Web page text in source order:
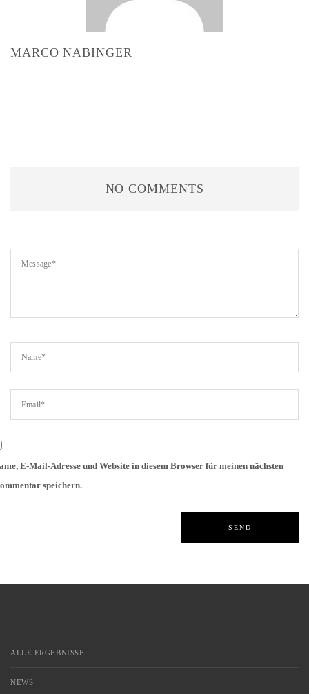
MARCO NABINGER
NO COMMENTS
E-Mail-Adresse und Website in diesem Browser für meinen nächsten
speichern.
ALLE ERGEBNISSE
NEWS